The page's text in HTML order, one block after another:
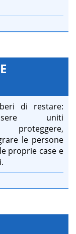
di restare:
uniti
proteggere,
le persone
proprie case e